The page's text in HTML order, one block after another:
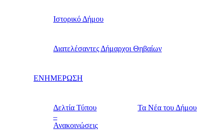
Ιστορικό Δήμου
Διατελέσαντες Δήμαρχοι Θηβαίων
ΕΝΗΜΕΡΩΣΗ
Δελτία Τύπου
–
Ανακοινώσεις
Τα Νέα του Δήμου